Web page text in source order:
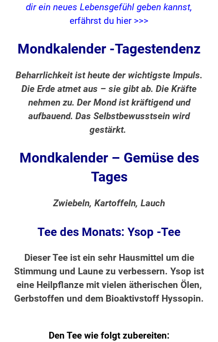
dir ein neues Lebensgefühl geben kannst,
erfährst du hier >>>
Mondkalender -Tagestendenz
Beharrlichkeit ist heute der wichtigste Impuls.
Die Erde atmet aus – sie gibt ab. Die Kräfte
nehmen zu. Der Mond ist kräftigend und
aufbauend. Das Selbstbewusstsein wird
gestärkt.
Mondkalender – Gemüse des
Tages
Zwiebeln, Kartoffeln, Lauch
Tee des Monats: Ysop -Tee
Dieser Tee ist ein sehr Hausmittel um die
Stimmung und Laune zu verbessern. Ysop ist
eine Heilpflanze mit vielen ätherischen Ölen,
Gerbstoffen und dem Bioaktivstoff Hyssopin.
Den Tee wie folgt zubereiten: